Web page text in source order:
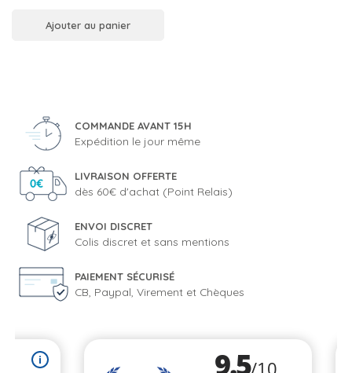
Ajouter au panier
COMMANDE AVANT 15H
Expédition le jour même
LIVRAISON OFFERTE
dès 60€ d'achat (Point Relais)
ENVOI DISCRET
Colis discret et sans mentions
PAIEMENT SÉCURISÉ
CB, Paypal, Virement et Chèques